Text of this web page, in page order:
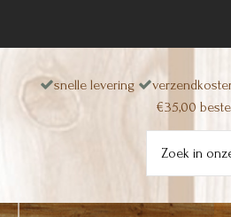
snelle levering
€35,00